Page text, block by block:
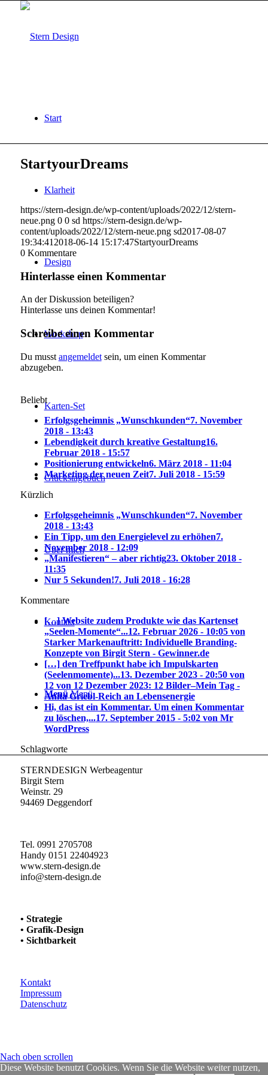
Start
Klarheit
Design
Workshop
Karten-Set
Glückstagebuch
Über mich
Kontakt
Menü Menü
StartyourDreams
https://stern-design.de/wp-content/uploads/2022/12/stern-
neue.png 0 0 sd https://stern-design.de/wp-
content/uploads/2022/12/stern-neue.png sd2017-08-07
19:34:41 2018-06-14 15:17:47StartyourDreams
0 Kommentare
Hinterlasse einen Kommentar
An der Diskussion beteiligen?
Hinterlasse uns deinen Kommentar!
Schreibe einen Kommentar
Du musst angemeldetsein, um einen Kommentar
abzugeben.
Beliebt
Erfolgsgeheimnis „Wunschkunden“7. November
2018 - 13:43
Lebendigkeit durch kreative Gestaltung16.
Februar 2018 - 15:57
Positionierung entwickeln6. März 2018 - 11:04
Marketing der neuen Zeit7. Juli 2018 - 15:59
Kürzlich
Erfolgsgeheimnis „Wunschkunden“7. November
2018 - 13:43
Ein Tipp, um den Energielevel zu erhöhen7.
November 2018 - 12:09
„Manifestieren“ – aber richtig23. Oktober 2018 -
11:35
Nur 5 Sekunden!7. Juli 2018 - 16:28
Kommentare
[…] Website zudem Produkte wie das Kartenset
„Seelen-Momente“...12. Februar 2026 - 10:05 von
Starker Markenauftritt: Individuelle Branding-
Konzepte von Birgit Stern - Gewinner.de
[…] den Treffpunkt habe ich Impulskarten
(Seelenmomente)...13. Dezember 2023 - 20:50 von
12 von 12 Dezember 2023: 12 Bilder–Mein Tag -
Anita Griebl-Reich an Lebensenergie
Hi, das ist ein Kommentar. Um einen Kommentar
zu löschen,...17. September 2015 - 5:02 von Mr
WordPress
Schlagworte
STERNDESIGN Werbeagentur
Birgit Stern
Weinstr. 29
94469 Deggendorf
Tel. 0991 2705708
Handy 0151 22404923
www.stern-design.de
info@stern-design.de
• Strategie
• Grafik-Design
• Sichtbarkeit
Kontakt
Impressum
Datenschutz
Nach oben scrollen
Diese Website benutzt Cookies. Wenn Sie die Website weiter nutzen,